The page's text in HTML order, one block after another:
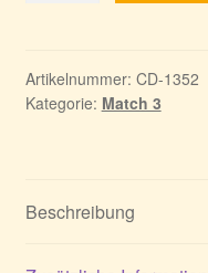
Artikelnummer: CD-1352
Kategorie: Match 3
Beschreibung